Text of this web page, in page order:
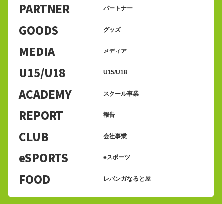
PARTNER パートナー
GOODS グッズ
MEDIA メディア
U15/U18 U15/U18
ACADEMY スクール事業
REPORT 報告
CLUB 会社事業
eSPORTS eスポーツ
FOOD レバンガなると屋